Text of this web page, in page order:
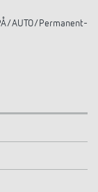
AUTO/Permanent-